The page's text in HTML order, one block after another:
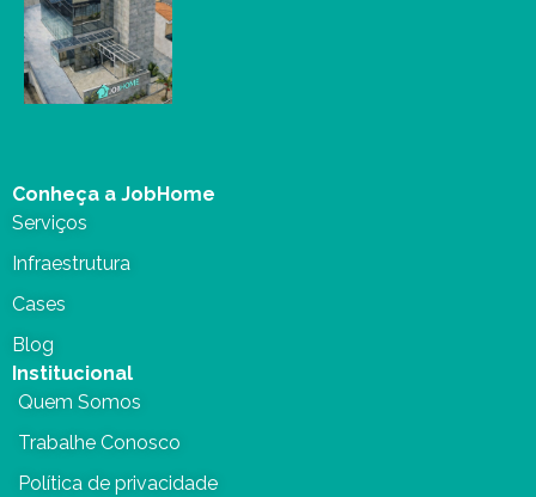
Conheça a JobHome
Serviços
Infraestrutura
Cases
Blog
Institucional
Quem Somos
Trabalhe Conosco
Política de privacidade